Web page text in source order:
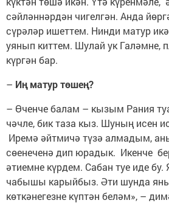
сәйләннәрдән чигелгән. Анда
сүрәләр ишеттем. Нинди матур
уянып киттем. Шулай ук Галәмне,
күргән бар.
– Иң матур төшең?
– Өченче балам – кызым Рания
чәчле, бик таза кыз. Шуның исен
Иремә әйтмичә түзә алмадым,
сөенеченә дип юрадык. Икенче
әтиемне күрдем. Сабан туе иде
чабышы карыйбыз. Әти шунда
көткәнегезне күптән беләм», –